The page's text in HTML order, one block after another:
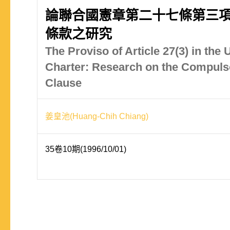
論聯合國憲章第二十七條第三
條款之研究
The Proviso of Article 27(3) in the
Charter: Research on the
Clause
姜皇池(Huang-Chih Chiang)
35卷10期(1996/10/01)